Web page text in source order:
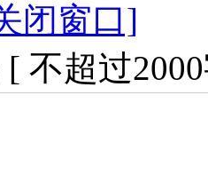
闭窗口]
不超过